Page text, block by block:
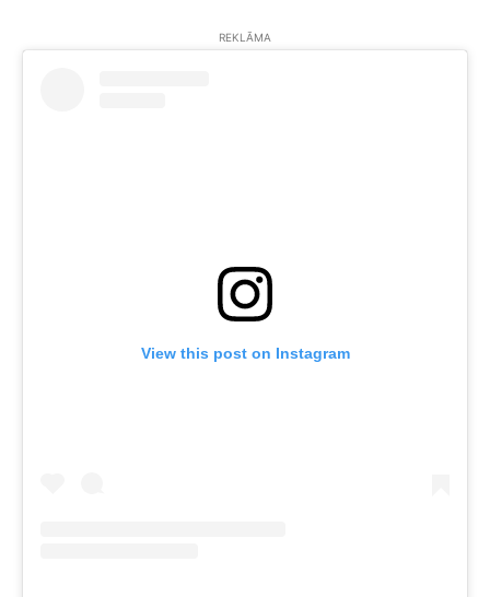
REKLĀMA
View this post on Instagram